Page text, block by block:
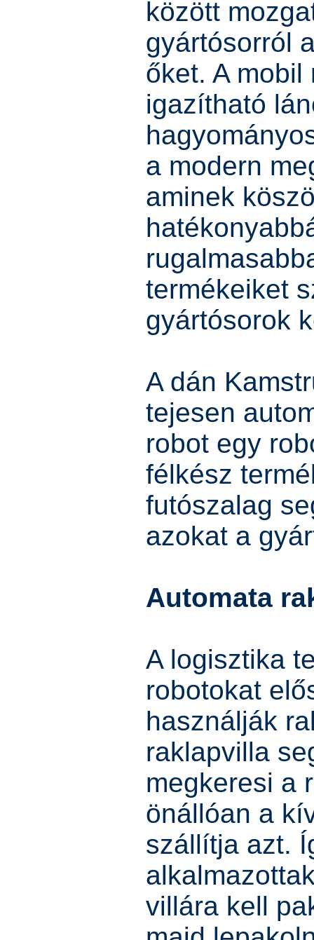
között
gyártósorról
őket. A
igazítható
a modern
aminek
termékeiket
gyártósorok
A dán
tejesen
robot egy
félkész
futószalag
azokat a
Automata
A logisztika
robotokat
használják
raklapvilla
megkeresi a
önállóan a
szállítja azt.
villára kell